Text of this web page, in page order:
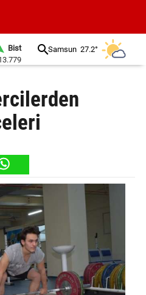
Bist
Samsun 27.2°